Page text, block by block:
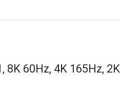
60Hz, 4K 165Hz,